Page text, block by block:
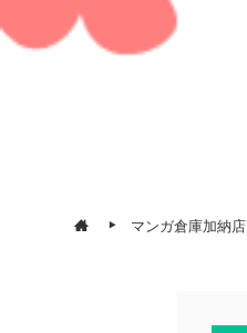
マンガ倉庫加納店